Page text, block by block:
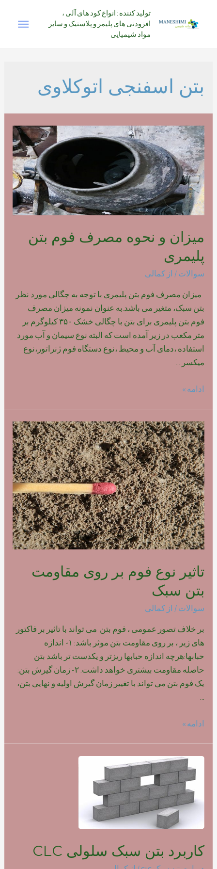
تولید کننده : انواع کود های آلی ،
افزودنی های پلیمر و پلاستیک و سایر
مواد شیمیایی
بتن اسفنجی اتوکلاوی
میزان و نحوه مصرف فوم بتن
پلیمری
سوالات / از کمالی
میزان مصرف فوم بتن پلیمری با توجه به چگالی مورد نظر
بتن سبک، متغیر می باشد.به عنوان نمونه میزان مصرف
فوم بتن پلیمری برای بتن با چگالی خشک ۳۵۰ کیلوگرم بر
متر مکعب در زیر آمده است که البته نوع سیمان و آب مورد
استفاده ،دمای آب و محیط ،نوع دستگاه فوم ژنراتور،نوع
میکسر …
میزان
مصرف
فوم
بتن
پلیمری
ادامه »
تاثیر نوع فوم بر روی مقاومت
بتن سبک
سوالات / از کمالی
بر خلاف تصور عمومی ، فوم بتن می تواند با تاثیر بر فاکتور
های زیر ، بر روی مقاومت بتن موثر باشد: ۱- اندازه
حبابها:هرچه اندازه حبابها ریزتر و یکدست تر باشد بتن
حاصله مقاومت بیشتری خواهد داشت. ۲- زمان گیرش بتن:
یک فوم بتن می تواند با تغییر زمان گیرش اولیه و نهایی بتن،
تاثیر
روی
مقاومت
بتن
ادامه »
کاربرد بتن سبک سلولی CLC